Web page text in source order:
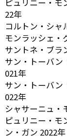
ピュリニー・モ
22年
コルトン・シャ
モンラッシェ・
サントネ・ブラ
サン・トーバン
021年
サン・トーバン
022年
シャサーニュ・
ピュリニー・モ
ン・ガン 2022年